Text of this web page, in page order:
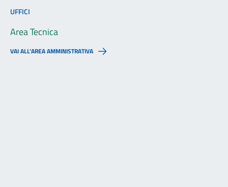
UFFICI
Area Tecnica
VAI ALL’AREA AMMINISTRATIVA